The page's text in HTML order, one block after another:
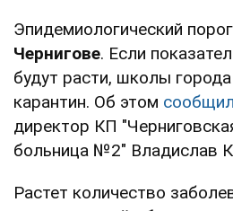
Эпидемиологический порог
Чернигове. Если
будут расти, школы
карантин. Об этом сообщил
директор КП
больница №2" Владислав
Растет количество